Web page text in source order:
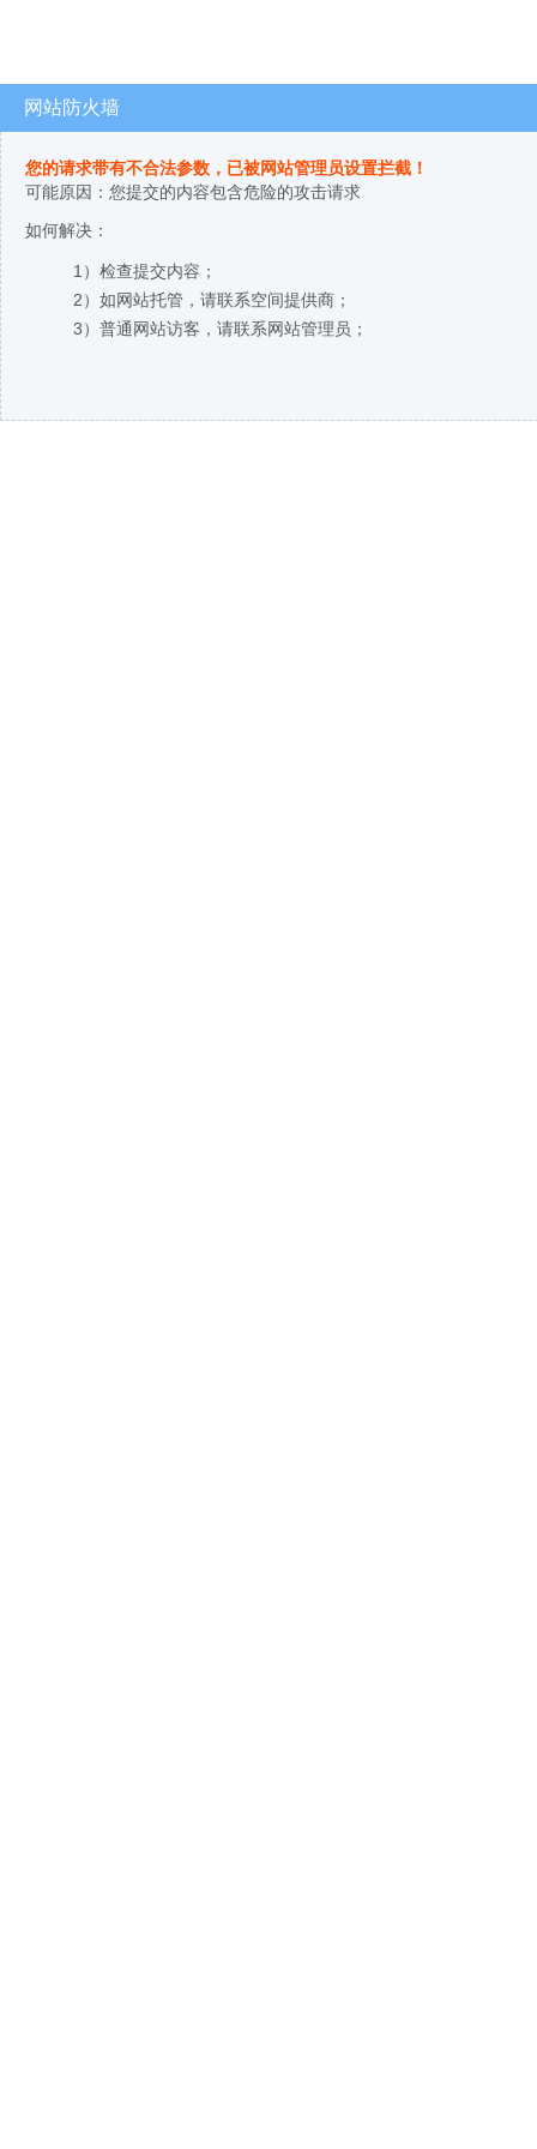
网站防火墙
您的请求带有不合法参数，已被网站管理员设置拦截！
可能原因：您提交的内容包含危险的攻击请求
如何解决：
1）检查提交内容；
2）如网站托管，请联系空间提供商；
3）普通网站访客，请联系网站管理员；